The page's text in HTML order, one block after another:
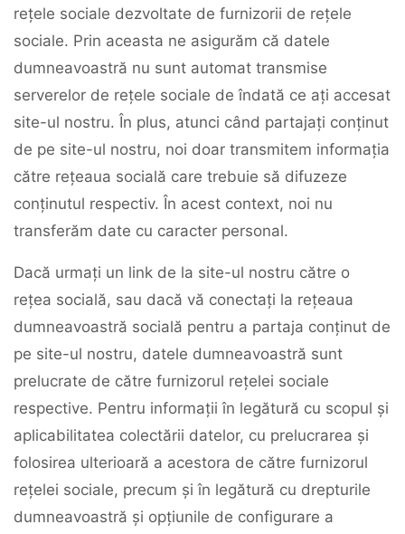
rețele sociale dezvoltate de furnizorii de rețele
sociale. Prin aceasta ne asigurăm că datele
dumneavoastră nu sunt automat transmise
serverelor de rețele sociale de îndată ce ați accesat
site-ul nostru. În plus, atunci când partajați conținut
de pe site-ul nostru, noi doar transmitem informația
către rețeaua socială care trebuie să difuzeze
conținutul respectiv. În acest context, noi nu
transferăm date cu caracter personal.
Dacă urmați un link de la site-ul nostru către o
rețea socială, sau dacă vă conectați la rețeaua
dumneavoastră socială pentru a partaja conținut de
pe site-ul nostru, datele dumneavoastră sunt
prelucrate de către furnizorul rețelei sociale
respective. Pentru informații în legătură cu scopul și
aplicabilitatea colectării datelor, cu prelucrarea și
folosirea ulterioară a acestora de către furnizorul
rețelei sociale, precum și în legătură cu drepturile
dumneavoastră și opțiunile de configurare a